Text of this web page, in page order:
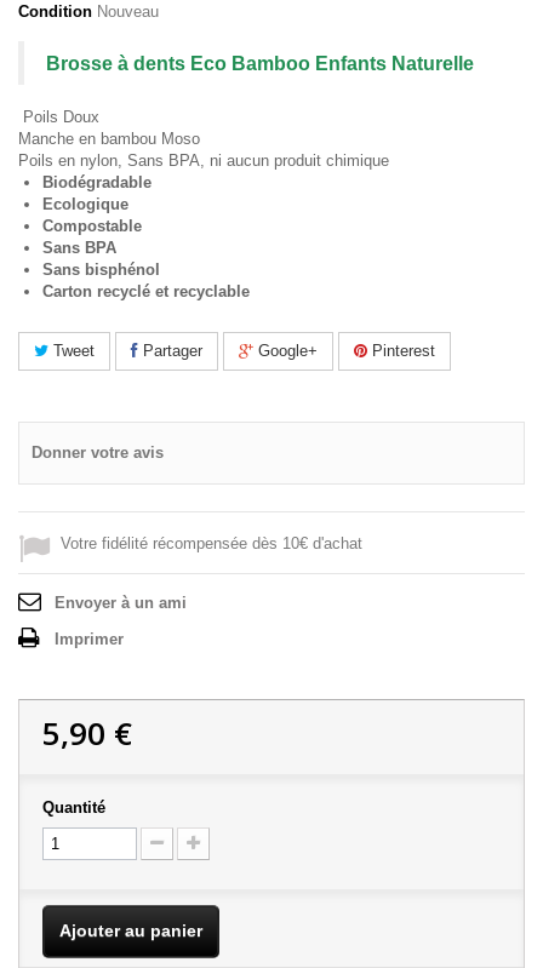
Condition Nouveau
Brosse à dents Eco Bamboo Enfants Naturelle
Poils Doux
Manche en bambou Moso
Poils en nylon, Sans BPA, ni aucun produit chimique
Biodégradable
Ecologique
Compostable
Sans BPA
Sans bisphénol
Carton recyclé et recyclable
Tweet Partager Google+ Pinterest
Donner votre avis
Votre fidélité récompensée dès 10€ d'achat
Envoyer à un ami
Imprimer
5,90 €
Quantité
Ajouter au panier